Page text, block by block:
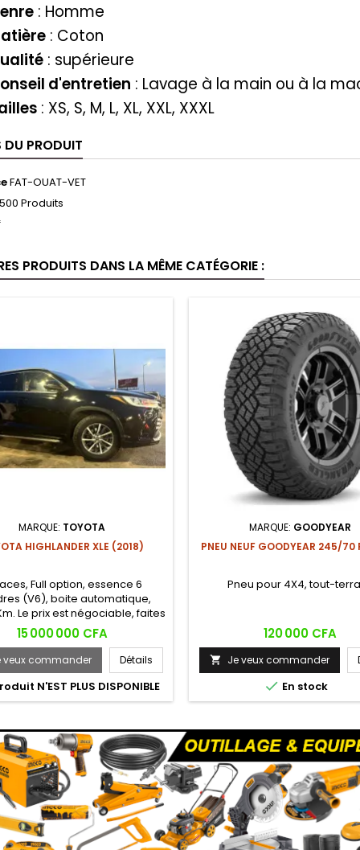
: Homme
‎‎: Coton
: supérieure
d'entretien : Lavage à la main ou à la
: XS, S, M, L, XL, XXL, XXXL
DU PRODUIT
FAT-OUAT-VET
500 Produits
PRODUITS DANS LA MÊME CATÉGORIE :
MARQUE: TOYOTA
HIGHLANDER XLE (2018)
Full option, essence 6
(V6), boite automatique,
Le prix est négociable, faites
votre offre !!!
Prix
15 000 000 CFA
veux commander Détails
N'EST PLUS DISPONIBLE
MARQUE: GOODYEAR
PNEU NEUF GOODYEAR 245/70
Pneu pour 4X4, tout-
Prix
120 000 CFA
 Je veux commander
 En stock